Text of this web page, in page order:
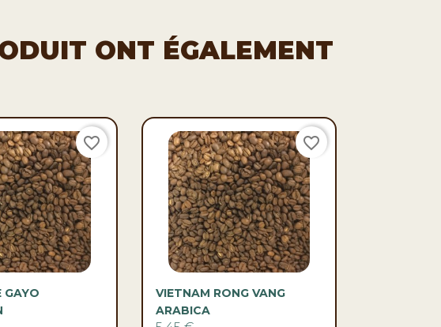
ONT ÉGALEMENT
rapide
GAYO
favorite_border
Aperçu rapide
VIETNAM RONG VANG
ARABICA
favorite_border